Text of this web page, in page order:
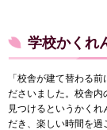
学校かくれ
「校舎が建て替わる
ださいました。校舎内
見つけるというかく
だき、楽しい時間を過